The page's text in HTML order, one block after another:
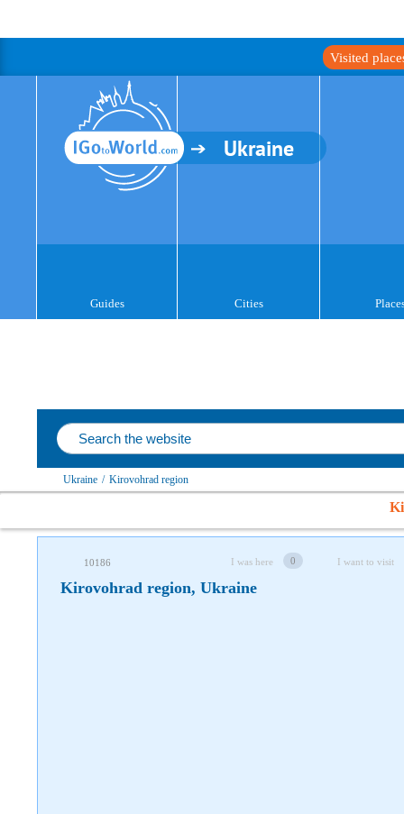
Visited
Ukraine
Guides Cities
Ukraine / Kirovohrad region
10186 I was here 0 I want to visit
Kirovohrad region, Ukraine
Follow us on social networks